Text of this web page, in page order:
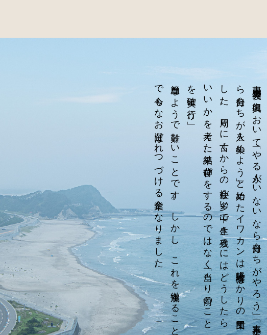
東日本大震災後の
復興に
お
い
て
「や
る
人が
い
な
い
な
ら
自分た
ち
が
や
ろ
う
」、
「人手不足な
ら
自分た
ち
が
人を
集め
よ
う
」と
始め
た
イ
ワ
カ
ン
は
未経験者ば
か
り
の
集団で
し
た
。
周り
に
古く
か
ら
の
会社が
多い
中で
生き
残る
に
は
ど
う
し
た
ら
い
い
か
を
考え
た
結果、
背伸び
を
す
る
の
で
は
な
く
「当た
り
前の
こ
と
を
確実に
行う
」。
簡単な
よ
う
で
難し
い
こ
と
で
す
。
し
か
し
、
こ
れ
を
徹底す
る
こ
と
で
今も
な
お
選ば
れ
つ
づ
け
る
企業と
な
り
ま
し
た
。